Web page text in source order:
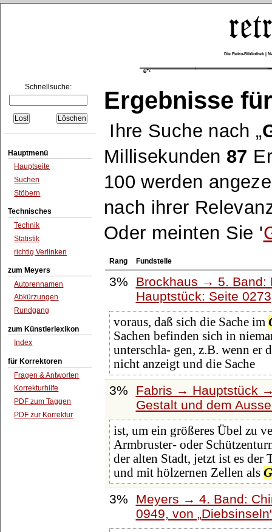
Die Retro-Bibliothek |
Schnellsuche:
Hauptmenü
Hauptseite
Suchen
Stöbern
Technisches
Technik
Statistik
richtig Verlinken
zum Meyers
Autorennamen
Abkürzungen
Rundgang
zum Künstlerlexikon
Index
für Korrektoren
Fragen & Antworten
Korrekturhilfe
PDF zum Taggen
PDF zur Korrektur
Ergebnisse
Ihre Suche nach
Millisekunden 87
100 werden
nach ihrer
Oder meinten Sie '
Rang Fundstelle
3%
Brockhaus → 5. Band:
Hauptstück: Seite
voraus, daß sich die Sache im
Sachen befinden sich in
unterschla- gen, z.B. wenn er
nicht anzeigt und die Sache
3%
Fabris → Hauptstück
Gestalt und dem
ist, um ein größeres Übel zu
Armbruster- oder
der alten Stadt, jetzt ist es der
und mit hölzernen Zellen als
3%
Meyers → 4. Band:
0949, von Diebsinseln